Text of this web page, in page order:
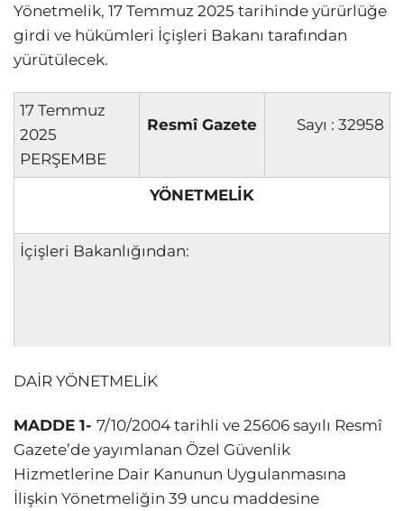
Yönetmelik, 17 Temmuz 2025 tarihinde yürürlüğe
girdi ve hükümleri İçişleri Bakanı tarafından
yürütülecek.
17 Temmuz
2025
PERŞEMBE
Resmî Gazete Sayı : 32958
YÖNETMELİK
İçişleri Bakanlığından:
DAİR YÖNETMELİK
MADDE 1- 7/10/2004 tarihli ve 25606 sayılı Resmî
Gazete’de yayımlanan Özel Güvenlik
Hizmetlerine Dair Kanunun Uygulanmasına
İlişkin Yönetmeliğin 39 uncu maddesine